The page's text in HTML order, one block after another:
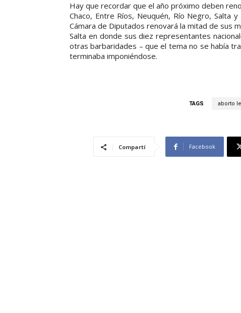
Hay que recordar que el año próximo deben
Chaco, Entre Ríos, Neuquén, Río Negro, Salta
Cámara de Diputados renovará la mitad de sus
Salta en donde sus diez representantes
otras barbaridades – que el tema no se había
terminaba imponiéndose.
TAGS aborto
Compartí Facebook